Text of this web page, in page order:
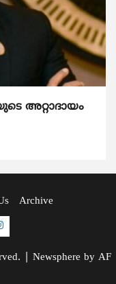
അറ്റാദായം
Archive
Newsphere by AF